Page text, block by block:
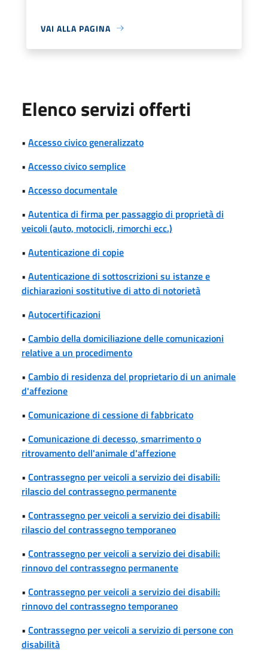
VAI ALLA PAGINA
Elenco servizi offerti
• Accesso civico generalizzato
• Accesso civico semplice
• Accesso documentale
• Autentica di firma per passaggio di proprietà di
veicoli (auto, motocicli, rimorchi ecc.)
• Autenticazione di copie
• Autenticazione di sottoscrizioni su istanze e
dichiarazioni sostitutive di atto di notorietà
• Autocertificazioni
• Cambio della domiciliazione delle comunicazioni
relative a un procedimento
• Cambio di residenza del proprietario di un animale
d'affezione
• Comunicazione di cessione di fabbricato
• Comunicazione di decesso, smarrimento o
ritrovamento dell'animale d'affezione
• Contrassegno per veicoli a servizio dei disabili:
rilascio del contrassegno permanente
• Contrassegno per veicoli a servizio dei disabili:
rilascio del contrassegno temporaneo
• Contrassegno per veicoli a servizio dei disabili:
rinnovo del contrassegno permanente
• Contrassegno per veicoli a servizio dei disabili:
rinnovo del contrassegno temporaneo
• Contrassegno per veicoli a servizio di persone con
disabilità